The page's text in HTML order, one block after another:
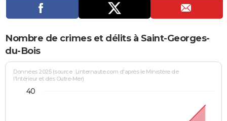
Bricolage
Lifestyle
Culture
Sport
Auto
Television
Voyage
Cinema
Nombre de crimes et délits à Saint-Georges-
du-Bois
Données 2025 (source : Linternaute.com d'après le Ministère de
l'Intérieur et des Outre-Mer)
40